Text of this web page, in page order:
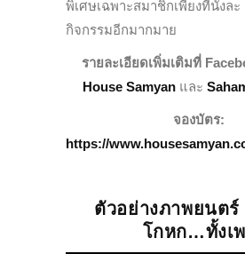
พิเศษเฉพาะสมาชิกเพียงที่นั่งล
กิจกรรมอีกมากมาย
รายละเอียดเพิ่มเติมที่
House Samyan และ
จองบัตร:
https://
ตัวอย่างภาพยนตร์
โกหก…ทั้งเ